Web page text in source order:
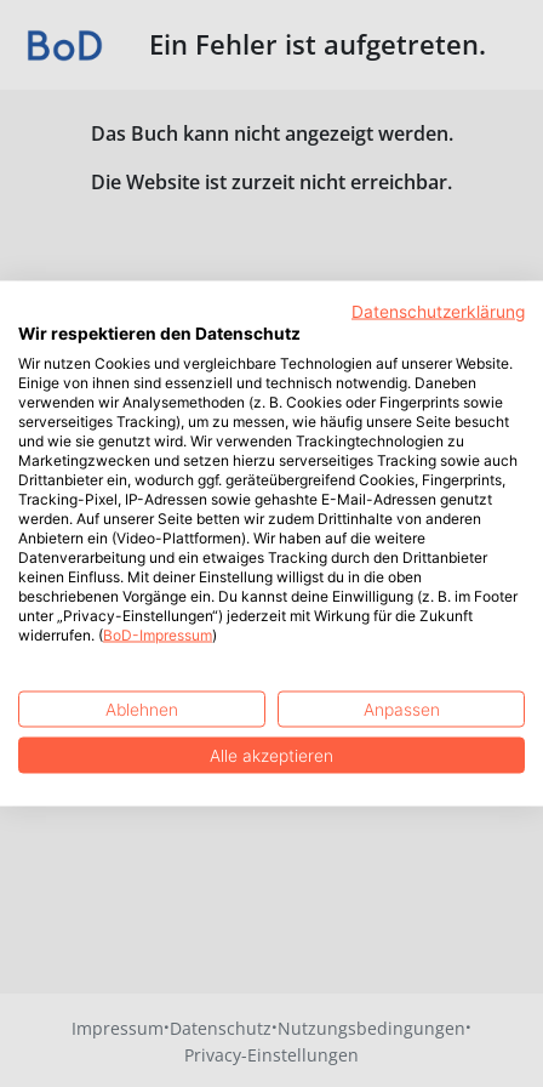
Ein Fehler ist aufgetreten.
Das Buch kann nicht angezeigt werden.
Die Website ist zurzeit nicht erreichbar.
Impressum·Datenschutz·Nutzungsbedingungen·
Privacy-Einstellungen
Datenschutzerklärung
Wir respektieren den Datenschutz
Wir nutzen Cookies und vergleichbare Technologien auf unserer Website.
Einige von ihnen sind essenziell und technisch notwendig. Daneben
verwenden wir Analysemethoden (z. B. Cookies oder Fingerprints sowie
serverseitiges Tracking), um zu messen, wie häufig unsere Seite besucht
und wie sie genutzt wird. Wir verwenden Trackingtechnologien zu
Marketingzwecken und setzen hierzu serverseitiges Tracking sowie auch
Drittanbieter ein, wodurch ggf. geräteübergreifend Cookies, Fingerprints,
Tracking-Pixel, IP-Adressen sowie gehashte E-Mail-Adressen genutzt
werden. Auf unserer Seite betten wir zudem Drittinhalte von anderen
Anbietern ein (Video-Plattformen). Wir haben auf die weitere
Datenverarbeitung und ein etwaiges Tracking durch den Drittanbieter
keinen Einfluss. Mit deiner Einstellung willigst du in die oben
beschriebenen Vorgänge ein. Du kannst deine Einwilligung (z. B. im Footer
unter „Privacy-Einstellungen“) jederzeit mit Wirkung für die Zukunft
widerrufen. (BoD-Impressum)
Ablehnen Anpassen
Alle akzeptieren